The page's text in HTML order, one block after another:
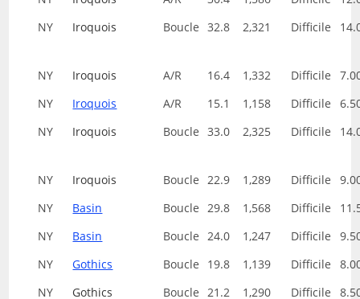
NY
Iroquois Boucle 32.8 2,321 Difficile
NY Iroquois A/R 16.4 1,332 Difficile
NY
Iroquois A/R 15.1 1,158 Difficile
NY
Iroquois Boucle 33.0 2,325 Difficile
NY Iroquois Boucle 22.9 1,289 Difficile
NY
Basin Boucle 29.8 1,568 Difficile
NY
Basin Boucle 24.0 1,247 Difficile
NY
Gothics Boucle 19.8 1,139 Difficile
NY
Gothics Boucle 21.2 1,290 Difficile